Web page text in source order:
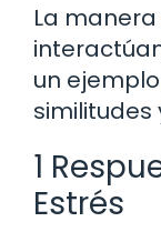
La
un
similitudes
1
Estrés